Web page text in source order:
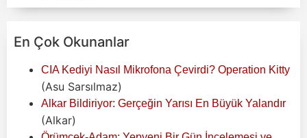
En Çok Okunanlar
CIA Kediyi Nasıl Mikrofona Çevirdi? Operation Kitty
(Asu Sarsılmaz)
Alkar Bildiriyor: Gerçeğin Yarısı En Büyük Yalandır
(Alkar)